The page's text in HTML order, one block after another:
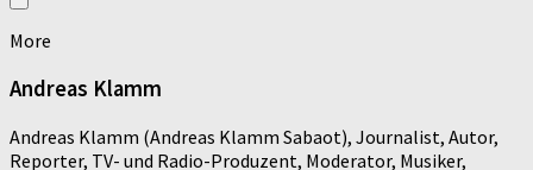
More
Andreas Klamm
Andreas Klamm (Andreas Klamm Sabaot), Journalist, Autor,
Reporter, TV- und Radio-Produzent, Moderator, Musiker,